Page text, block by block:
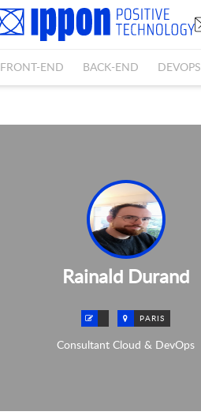
FRONT-END BACK-END DEVOPS
Rainald Durand
PARIS
Consultant Cloud & DevOps